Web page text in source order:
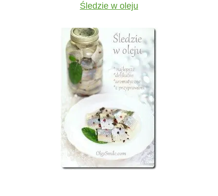
Śledzie w oleju